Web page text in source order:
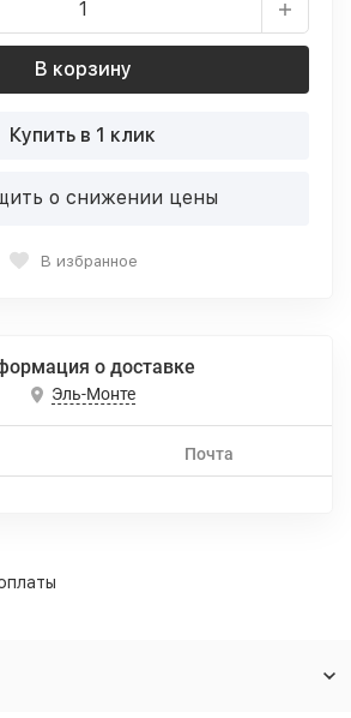
В корзину
Купить в 1 клик
о снижении цены
В избранное
о доставке
Эль-Монте
Почта